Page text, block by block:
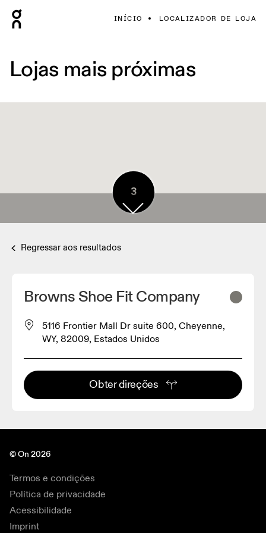
INÍCIO LOCALIZADOR DE LOJA
Lojas mais próximas
3
Regressar aos resultados
Browns Shoe Fit Company
5116 Frontier Mall Dr suite 600, Cheyenne,
WY, 82009, Estados Unidos
Obter direções
© On 2026
Termos e condições
Política de privacidade
Acessibilidade
Imprint